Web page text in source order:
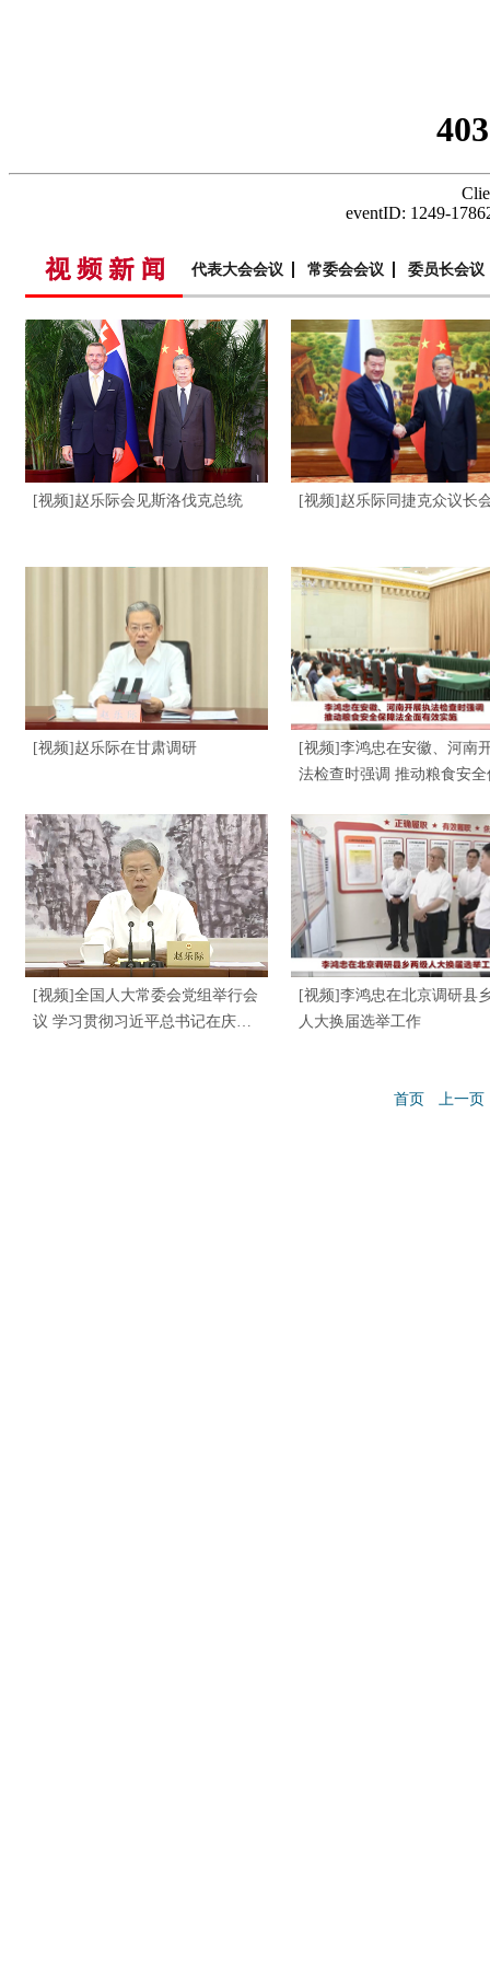
代表大会会议 常委会会议 委员长会议
[视频]赵乐际会见斯洛伐克总统 [视频]赵乐际同捷克众议长
[视频]赵乐际在甘肃调研
[视频]李鸿忠在安徽、河南
法检查时强调 推动粮食安全
[视频]全国人大常委会党组举行会
议 学习贯彻习近平总书记在庆祝
[视频]李鸿忠在北京调研县
人大换届选举工作
首页 上一页